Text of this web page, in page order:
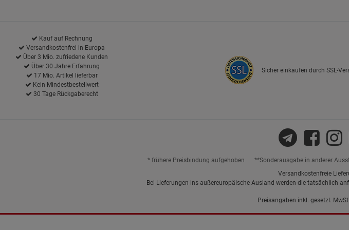
Kauf auf Rechnung
Versandkostenfrei in Europa
Über 3 Mio. zufriedene Kunden
Über 30 Jahre Erfahrung
17 Mio. Artikel lieferbar
Kein Mindestbestellwert
30 Tage Rückgaberecht
Sicher einkaufen durch SSL-
* frühere Preisbindung aufgehoben **Sonderausgabe in anderer
Versandkostenfreie
Bei Lieferungen ins außereuropäische Ausland werden die tatsächlich
Preisangaben inkl. gesetzl.